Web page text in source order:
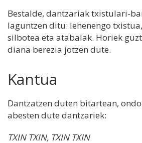
Bestalde, dantzariak txistulari-
laguntzen ditu: lehenengo
silbotea eta atabalak. Horiek
diana berezia jotzen dute.
Kantua
Dantzatzen duten bitartean,
abesten dute dantzariek:
TXIN TXIN, TXIN TXIN